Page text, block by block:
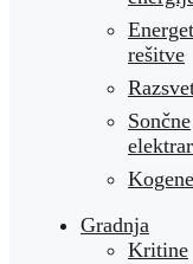
rešitve
Sončne
Gradnja
Kritine